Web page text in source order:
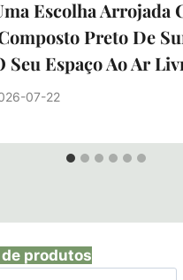
Escolha Arrojada
Preto De
Seu Espaço Ao Ar
07-22
produtos